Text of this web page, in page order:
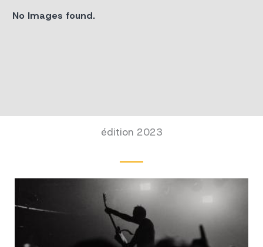
No Images found.
édition 2023